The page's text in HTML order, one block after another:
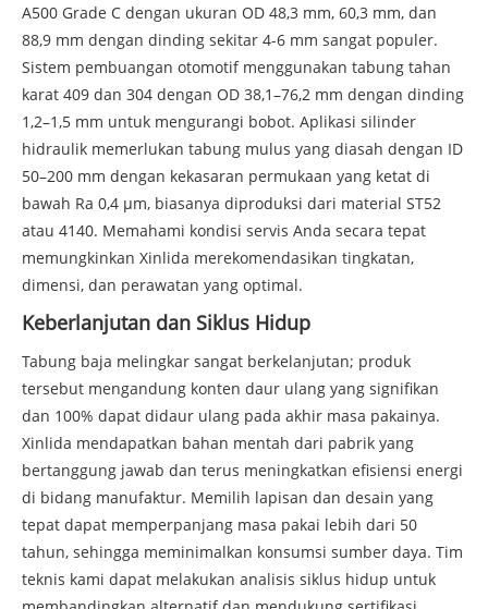
A500 Grade C dengan ukuran OD 48,3 mm, 60,3 mm, dan
88,9 mm dengan dinding sekitar 4-6 mm sangat populer.
Sistem pembuangan otomotif menggunakan tabung tahan
karat 409 dan 304 dengan OD 38,1–76,2 mm dengan dinding
1,2–1,5 mm untuk mengurangi bobot. Aplikasi silinder
hidraulik memerlukan tabung mulus yang diasah dengan ID
50–200 mm dengan kekasaran permukaan yang ketat di
bawah Ra 0,4 µm, biasanya diproduksi dari material ST52
atau 4140. Memahami kondisi servis Anda secara tepat
memungkinkan Xinlida merekomendasikan tingkatan,
dimensi, dan perawatan yang optimal.
Keberlanjutan dan Siklus Hidup
Tabung baja melingkar sangat berkelanjutan; produk
tersebut mengandung konten daur ulang yang signifikan
dan 100% dapat didaur ulang pada akhir masa pakainya.
Xinlida mendapatkan bahan mentah dari pabrik yang
bertanggung jawab dan terus meningkatkan efisiensi energi
di bidang manufaktur. Memilih lapisan dan desain yang
tepat dapat memperpanjang masa pakai lebih dari 50
tahun, sehingga meminimalkan konsumsi sumber daya. Tim
teknis kami dapat melakukan analisis siklus hidup untuk